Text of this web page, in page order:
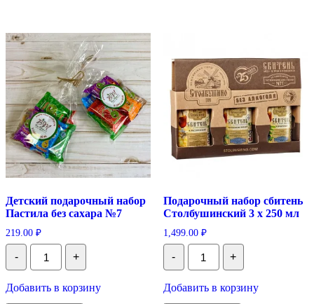
Детский подарочный набор
Пастила без сахара №7
219.00 ₽
-
Количество
Детский
подарочный
Пастила
+
Добавить в корзину
Подарочный набор сбитень
Столбушинский 3 х 250 мл
1,499.00 ₽
-
Количество
Подарочный
набор
Столбушинский
+
Добавить в корзину